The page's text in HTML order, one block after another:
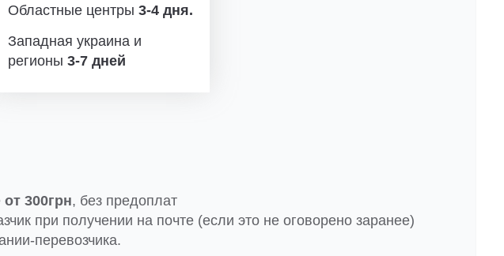
Областные центры 3-4 дня.
Западная украина и
регионы 3-7 дней
от 300грн, без предоплат
при получении на почте (если это не оговорено заранее)
перевозчика.